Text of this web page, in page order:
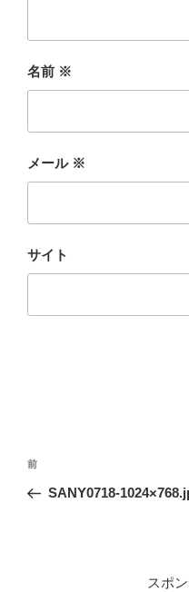
名前 ※
メール ※
サイト
投
ナ
前
の
前
SANY0718-
スポ